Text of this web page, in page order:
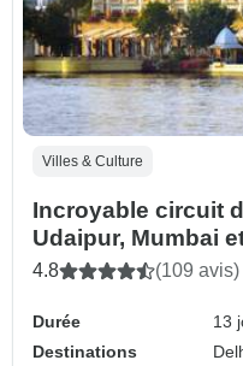
Villes & Culture
Incroyable circuit
Udaipur, Mumbai
4.8 (109 avis)
Durée
13
Destinations